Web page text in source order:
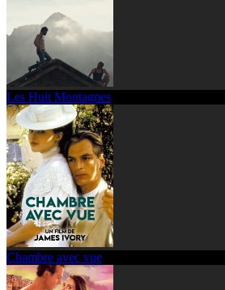
Les Huit Montagnes
Chambre avec vue